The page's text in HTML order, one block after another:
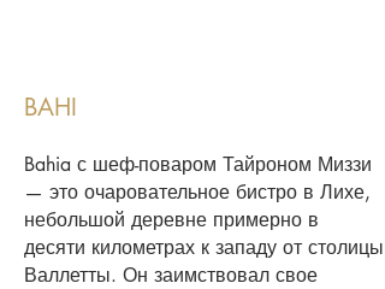
BAHI
Bahia с шеф-поваром Тайроном Миззи
— это очаровательное бистро в Лихе,
небольшой деревне примерно в
десяти километрах к западу от столицы
Валлетты. Он заимствовал свое